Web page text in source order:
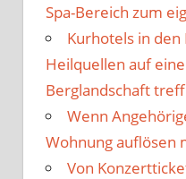
Spa-Bereich zum
Kurhotels in
Heilquellen auf
Berglandschaft
Wenn
Wohnung auflösen
Von